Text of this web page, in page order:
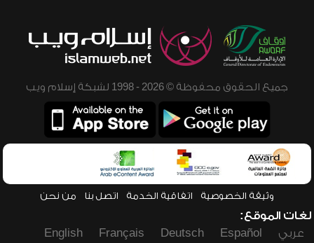
جميع الحقوق محفوظة © 2026 - 1998 لشبكة إسلام ويب
وثيقة الخصوصية اتفاقية الخدمة اتصل بنا من نحن
لغات الموقع:
عربي
Español
Deutsch
Français
English